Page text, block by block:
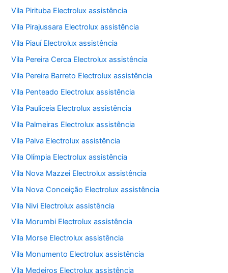
Vila Pirituba Electrolux assistência
Vila Pirajussara Electrolux assistência
Vila Piauí Electrolux assistência
Vila Pereira Cerca Electrolux assistência
Vila Pereira Barreto Electrolux assistência
Vila Penteado Electrolux assistência
Vila Pauliceia Electrolux assistência
Vila Palmeiras Electrolux assistência
Vila Paiva Electrolux assistência
Vila Olímpia Electrolux assistência
Vila Nova Mazzei Electrolux assistência
Vila Nova Conceição Electrolux assistência
Vila Nivi Electrolux assistência
Vila Morumbi Electrolux assistência
Vila Morse Electrolux assistência
Vila Monumento Electrolux assistência
Vila Medeiros Electrolux assistência